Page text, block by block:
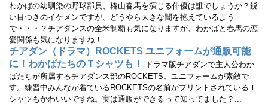
わかばの幼馴染の野球部員、椿山春馬を演じる俳優は誰でしょうか？鋭
い目つきのイケメンですが、どうやら大きな闇を抱えているよう
で・・・？チアダンスの全米制覇も気になりますが、わかばと春馬の恋
愛関係も気になりますね！...
チアダン（ドラマ）ROCKETS ユニフォームが通販可能
に！わかばたちのＴシャツも！
ドラマ版チアダンで主人公わか
ばたちが所属するチアダンス部のROCKETS。ユニフォームが素敵で
す。練習中みんなが着ているROCKETSの名前がプリントされているＴ
シャツもかわいいですね。実は通販ができるって知ってました？...